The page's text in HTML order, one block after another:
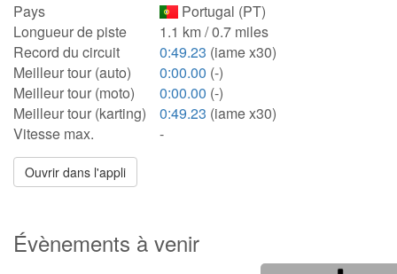
Pays
Portugal (PT)
Longueur de piste
1.1 km / 0.7 miles
Record du circuit
0:49.23 (iame x30)
Meilleur tour (auto)
0:00.00 (-)
Meilleur tour (moto)
0:00.00 (-)
Meilleur tour (karting)
0:49.23 (iame x30)
Vitesse max.
-
Ouvrir dans l'appli
Évènements à venir